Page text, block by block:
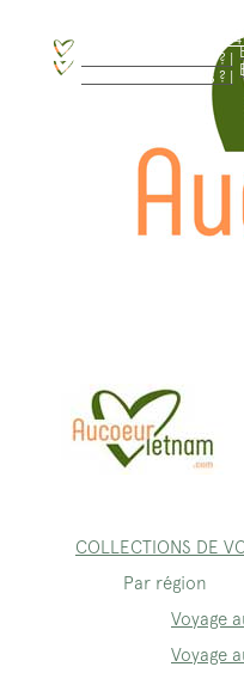
WhatsApp:
Qui sommes - nous ? |
COLLECTIONS DE
Par région
Voyage
Voyage
Qui sommes - nous ? |